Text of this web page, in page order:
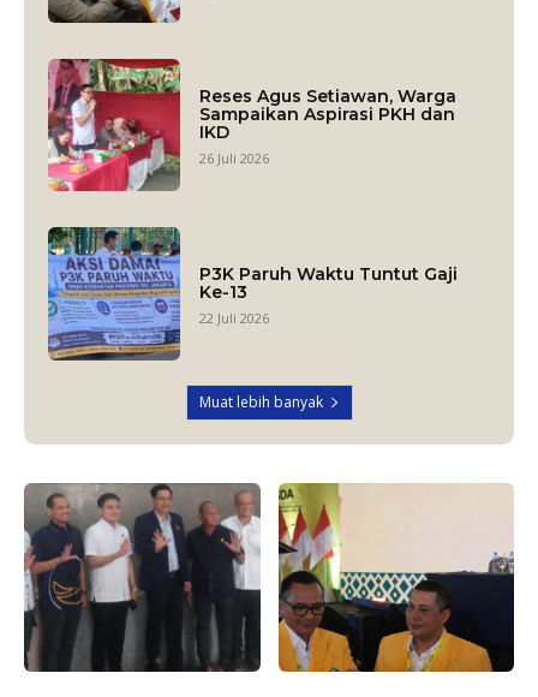
Reses Agus Setiawan, Warga
Sampaikan Aspirasi PKH dan
IKD
26 Juli 2026
P3K Paruh Waktu Tuntut Gaji
Ke-13
22 Juli 2026
Muat lebih banyak